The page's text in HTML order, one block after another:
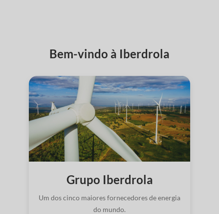
Bem-vindo à Iberdrola
Grupo Iberdrola
Um dos cinco maiores fornecedores de energia
do mundo.